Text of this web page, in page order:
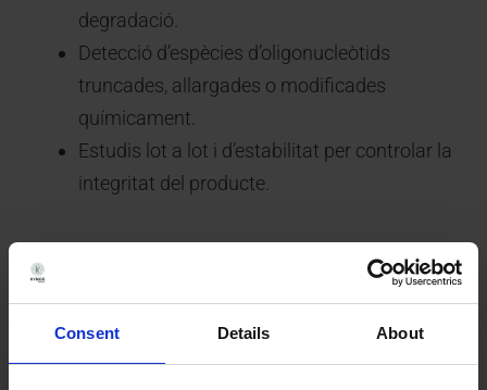
Consent Details About
degradació.
Detecció d’espècies d’oligonucleòtids
truncades, allargades o modificades
químicament.
Estudis lot a lot i d’estabilitat per controlar la
integritat del producte.
Parlem